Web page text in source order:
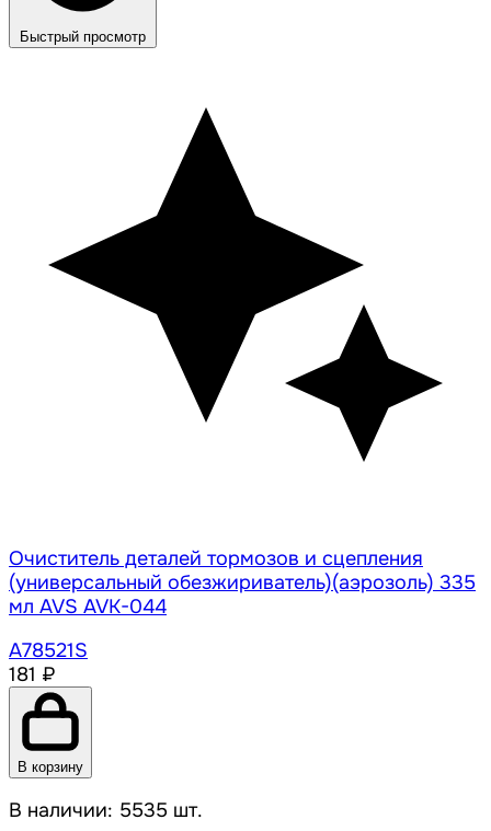
Быстрый просмотр
Очиститель деталей тормозов и сцепления
(универсальный обезжириватель)(аэрозоль) 335
мл AVS AVK-044
A78521S
181 ₽
В корзину
В наличии: 5535 шт.